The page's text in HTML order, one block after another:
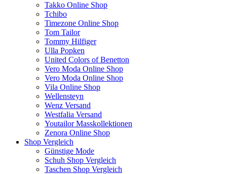
Takko Online Shop
Tchibo
Timezone Online Shop
Tom Tailor
Tommy Hilfiger
Ulla Popken
United Colors of Benetton
Vero Moda Online Shop
Vero Moda Online Shop
Vila Online Shop
Wellensteyn
Wenz Versand
Westfalia Versand
Youtailor Masskollektionen
Zenora Online Shop
Shop Vergleich
Günstige Mode
Schuh Shop Vergleich
Taschen Shop Vergleich